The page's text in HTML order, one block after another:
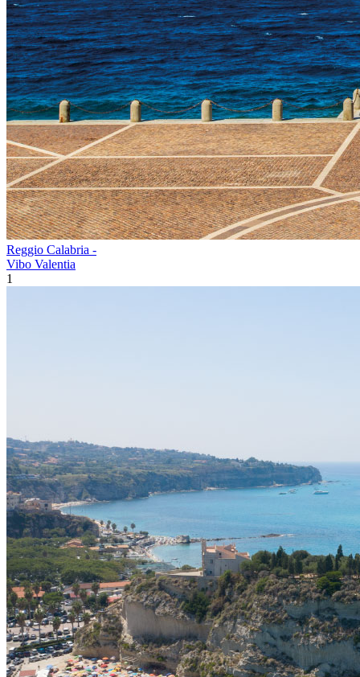
Reggio Calabria -
Vibo Valentia
1